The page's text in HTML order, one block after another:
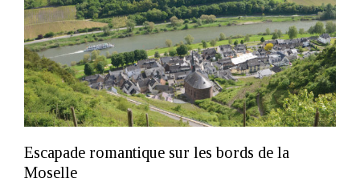
Escapade romantique sur les bords de la
Moselle